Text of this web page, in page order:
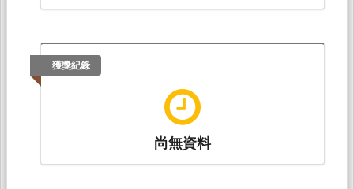
獲獎紀錄
尚無資料